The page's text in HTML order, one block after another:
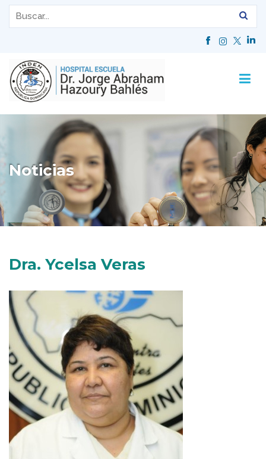
Noticias
Dra. Ycelsa Veras